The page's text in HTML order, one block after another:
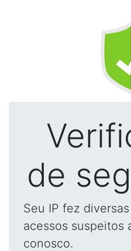
de
Seu IP fez
acessos suspeitos
conosco.